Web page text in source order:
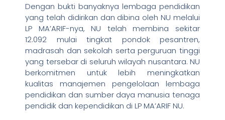
Dengan bukti banyaknya lembaga pendidikan
yang telah didirikan dan dibina oleh NU melalui
LP MA’ARIF-nya, NU telah membina sekitar
12.092 mulai tingkat pondok pesantren,
madrasah dan sekolah serta perguruan tinggi
yang tersebar di seluruh wilayah nusantara. NU
berkomitmen untuk lebih meningkatkan
kualitas manajemen pengelolaan lembaga
pendidikan dan sumber daya manusia tenaga
pendidik dan kependidikan di LP MA’ARIF NU.